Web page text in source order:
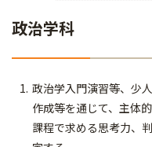
政治学科
政治学入門演習等、少
作成等を通じて、主体
課程で求める思考力、